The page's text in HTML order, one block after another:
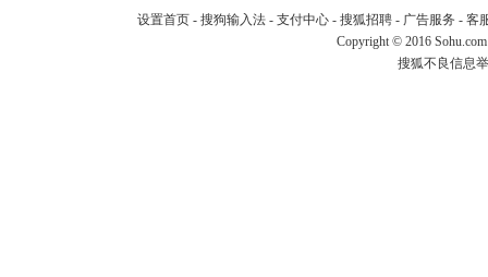
设置首页- 搜狗输入法- 支付中心- 搜狐招聘- 广告服务 - 客
Copyright © 2016
搜狐不良信息